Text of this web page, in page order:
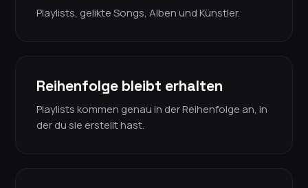
Playlists, gelikte Songs, Alben und Künstler.
Reihenfolge bleibt erhalten
Playlists kommen genau in der Reihenfolge an, in
der du sie erstellt hast.